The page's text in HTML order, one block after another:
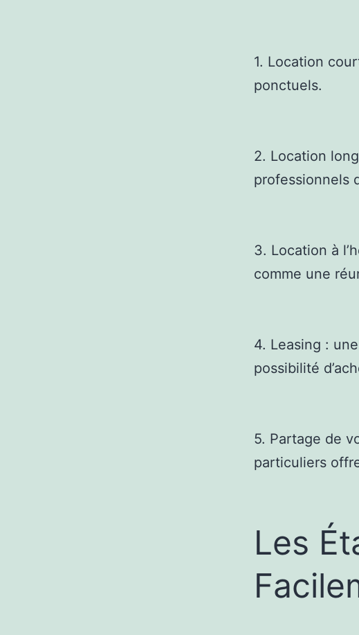
1. Location
ponctuels.
2. Location
professionnels
3. Location à
comme une
4. Leasing :
possibilité
5. Partage de
particuliers
Les